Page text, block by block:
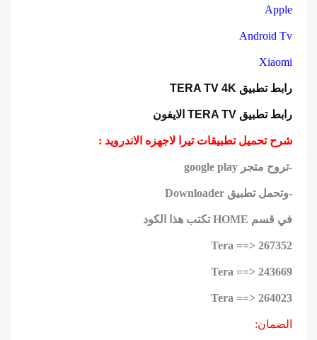
Apple
Android Tv
Xiaomi
رابط تطبيق TERA TV 4K
رابط تطبيق TERA TV الايفون
شرح تحميل تطبيقات تيرا لاجهزه الاندرويد :
-تروح متجر google play
-وتحمل تطبيق Downloader
في قسم HOME تكتب هذا الكود
Tera ==> 264023
الضمان: